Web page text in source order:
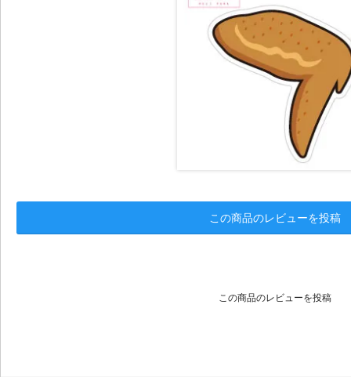
この商品のレビューを投稿
この商品のレビューを投稿